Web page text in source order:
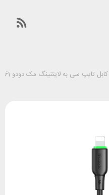
کابل تایپ سی به لایتنینگ مک دودو Mcdodo CA-4761 توان 36 وات طول 1.2 متر